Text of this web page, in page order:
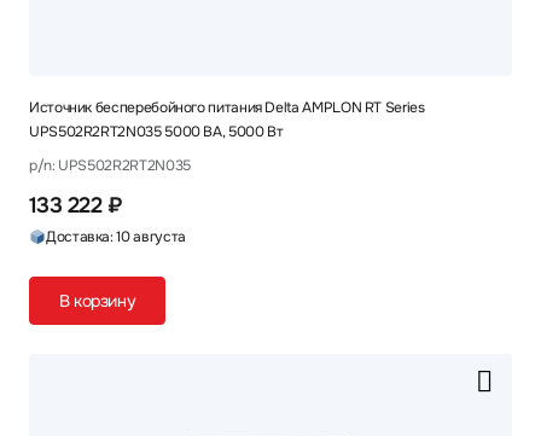
Источник бесперебойного питания Delta AMPLON RT Series
UPS502R2RT2N035 5000 ВА, 5000 Вт
p/n: UPS502R2RT2N035
133 222 ₽
Доставка: 10 августа
В корзину